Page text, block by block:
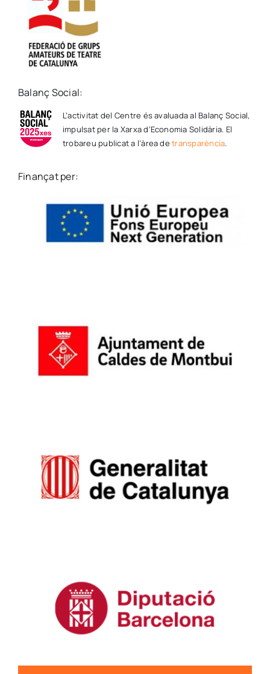
Balanç Social:
L’activitat del Centre és avaluada al Balanç Social,
impulsat per la Xarxa d’Economia Solidària. El
trobareu publicat a l’àrea detransparència.
Finançat per: